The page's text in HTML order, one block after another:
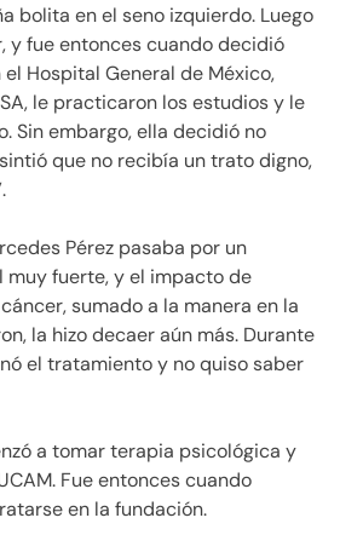
bolita en el seno izquierdo. Luego
y fue entonces cuando decidió
Hospital General de México,
le practicaron los estudios y le
Sin embargo, ella decidió no
que no recibía un trato digno,
Pérez pasaba por un
muy fuerte, y el impacto de
sumado a la manera en la
la hizo decaer aún más. Durante
el tratamiento y no quiso saber
a tomar terapia psicológica y
Fue entonces cuando
en la fundación.